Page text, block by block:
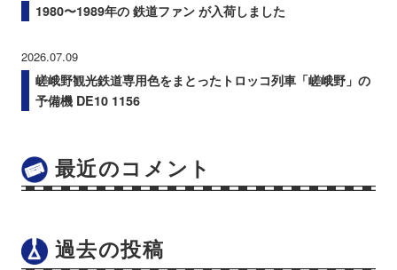
1980〜1989年の 鉄道ファン が入荷しました
2026.07.09
嵯峨野観光鉄道専用色をまとったトロッコ列車「嵯峨野」の
予備機 DE10 1156
最近のコメント
過去の投稿